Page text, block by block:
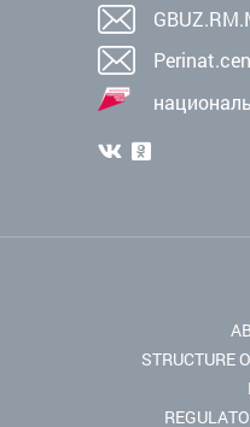
STRUCTURE